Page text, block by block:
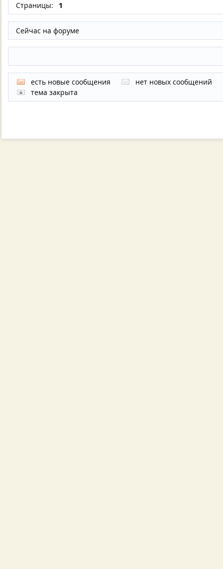
Страницы: 1
Сейчас на форуме
есть новые сообщения
нет новых сообщений
тема закрыта